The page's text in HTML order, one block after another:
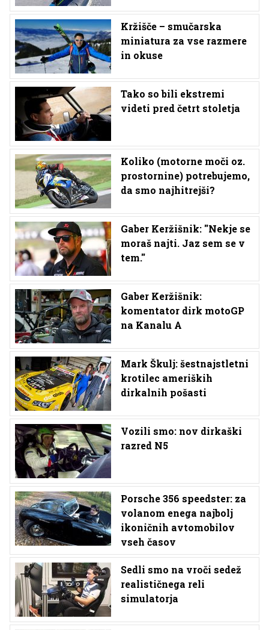
Kržišče – smučarska
miniatura za vse razmere
in okuse
Tako so bili ekstremi
videti pred četrt stoletja
Koliko (motorne moči oz.
prostornine) potrebujemo,
da smo najhitrejši?
Gaber Keržišnik: ''Nekje se
moraš najti. Jaz sem se v
tem.''
Gaber Keržišnik:
komentator dirk motoGP
na Kanalu A
Mark Škulj: šestnajstletni
krotilec ameriških
dirkalnih pošasti
Vozili smo: nov dirkaški
razred N5
Porsche 356 speedster: za
volanom enega najbolj
ikoničnih avtomobilov
vseh časov
Sedli smo na vroči sedež
realističnega reli
simulatorja